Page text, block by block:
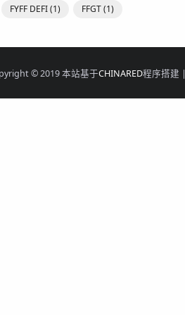
FYFF DEFI(1) FFGT(1)
© 2019 本站基于CHINARED程序搭建 |